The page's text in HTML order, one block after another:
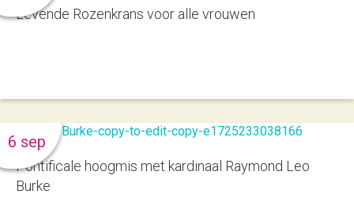
Levende Rozenkrans voor alle vrouwen
Pontificale hoogmis met kardinaal Raymond Leo
Burke
6 sep